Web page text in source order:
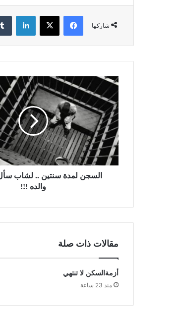
شاركها
فيسبوك X
السجن لمدة سنتين .. لشاب
والده !!!
مقالات ذات صلة
أزمةالسكن لا تنتهي
منذ 23 ساعة